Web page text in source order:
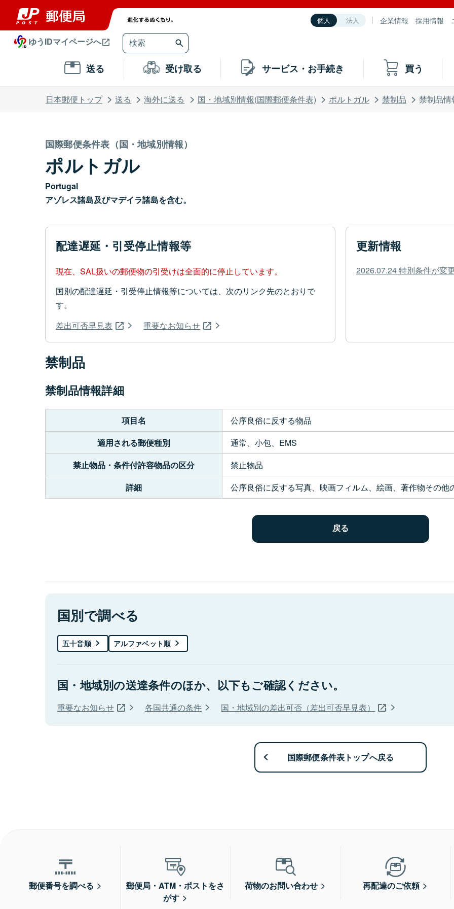
個人 法人 企業情報 採用情報
ゆうIDマイページへ
送る 受け取る サービス・お手続き 買う
日本郵便トップ 送る 海外に送る 国・地域別情報(国際郵便条件表) ポルトガル 禁制品 禁制品情
国際郵便条件表（国・地域別情報）
ポルトガル
Portugal
アゾレス諸島及びマデイラ諸島を含む。
配達遅延・引受停止情報等
現在、SAL扱いの郵便物の引受けは全面的に停止しています。
国別の配達遅延・引受停止情報等については、次のリンク先のとおりで
す。
差出可否早見表
重要なお知らせ
更新情報
2026.07.24 特別条件が変
禁制品
禁制品情報詳細
項目名
公序良俗に反する物品
適用される郵便種別
通常、小包、EMS
禁止物品・条件付許容物品の区分
禁止物品
詳細
公序良俗に反する写真、映画フィルム、絵画、著作物その他
国別で調べる
五十音順 アルファベット順
国・地域別の送達条件のほか、以下もご確認ください。
重要なお知らせ 各国共通の条件 国・地域別の差出可否（差出可否早見表）
国際郵便条件表トップへ戻る
郵便番号を調べる
郵便局・ATM・ポストをさ
がす
荷物のお問い合わせ 再配達のご依頼